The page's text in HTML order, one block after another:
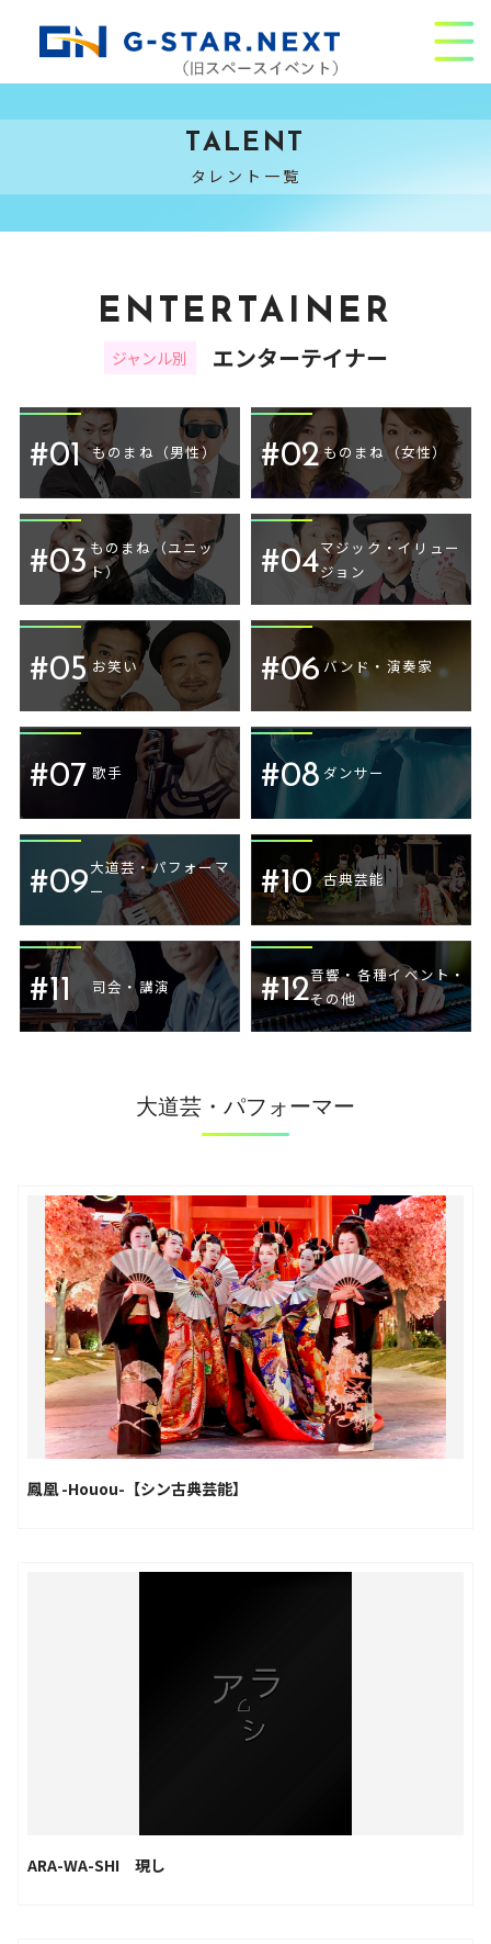
TALENT
タレント一覧
ENTERTAINER
ジャンル別 エンターテイナー
#01 ものまね（男性） #02ものまね（女性）
#03ものまね（ユニッ
ト）
#04マジック・イリュー
ジョン
#05 お笑い #06 バンド・演奏家
#07 歌手 #08 ダンサー
#09大道芸・パフォーマ
ー
#10 古典芸能
#11 司会・講演 #12音響・各種イベント・
その他
大道芸・パフォーマー
鳳凰 -Houou-【シン古典芸能】
ARA-WA-SHI 現し